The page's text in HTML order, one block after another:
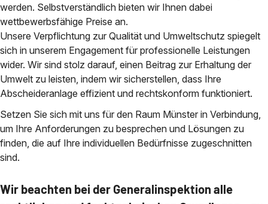
werden. Selbstverständlich bieten wir Ihnen dabei
wettbewerbsfähige Preise an.
Unsere Verpflichtung zur Qualität und Umweltschutz spiegelt
sich in unserem Engagement für professionelle Leistungen
wider. Wir sind stolz darauf, einen Beitrag zur Erhaltung der
Umwelt zu leisten, indem wir sicherstellen, dass Ihre
Abscheideranlage effizient und rechtskonform funktioniert.
Setzen Sie sich mit uns für den Raum Münster in Verbindung,
um Ihre Anforderungen zu besprechen und Lösungen zu
finden, die auf Ihre individuellen Bedürfnisse zugeschnitten
sind.
Wir beachten bei der Generalinspektion alle